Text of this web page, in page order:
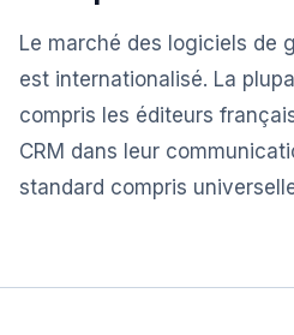
Le marché des logiciels de
est internationalisé. La
compris les éditeurs
CRM dans leur
standard compris